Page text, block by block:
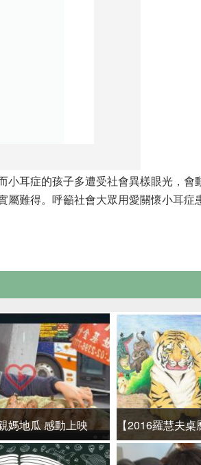
小耳症的孩子多遭受社會異樣眼光，會
屬難得。呼籲社會大眾用愛關懷小耳症
媽地瓜 感動上映 【2016羅慧夫